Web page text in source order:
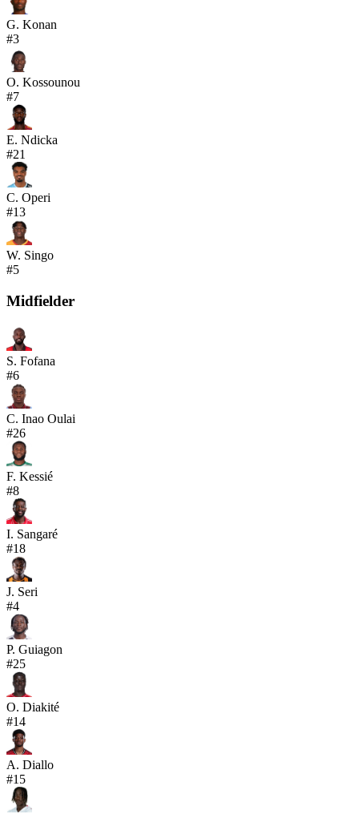
G. Konan
#3
O. Kossounou
#7
E. Ndicka
#21
C. Operi
#13
W. Singo
#5
Midfielder
S. Fofana
#6
C. Inao Oulai
#26
F. Kessié
#8
I. Sangaré
#18
J. Seri
#4
P. Guiagon
#25
O. Diakité
#14
A. Diallo
#15